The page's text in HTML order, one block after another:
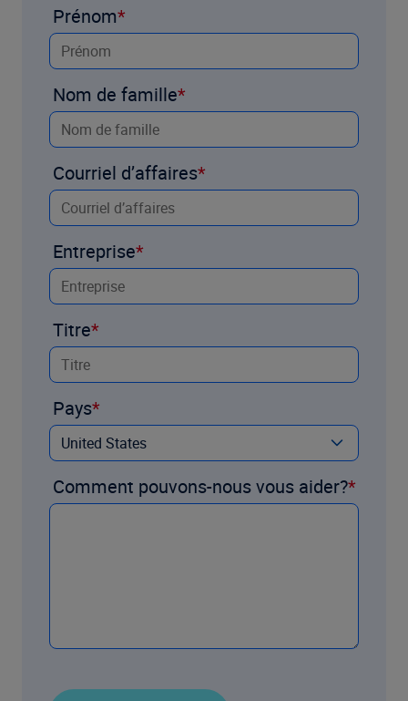
Prénom
Nom de famille
Courriel d’affaires
Entreprise
Titre
Pays
Comment pouvons-nous vous aider?